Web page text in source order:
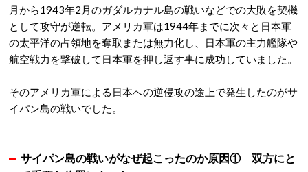
月から1943年2月のガダルカナル島の戦いなどでの大敗を契機
として攻守が逆転。アメリカ軍は1944年までに次々と日本軍
の太平洋の占領地を奪取または無力化し、日本軍の主力艦隊や
航空戦力を撃破して日本軍を押し返す事に成功していました。
そのアメリカ軍による日本への逆侵攻の途上で発生したのがサ
イパン島の戦いでした。
サイパン島の戦いがなぜ起こったのか原因① 双方にと